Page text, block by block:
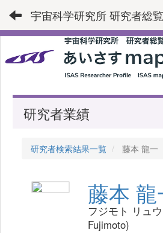
宇宙科学研究所 研究者総覧
研究者業績
研究者検索結果一覧 藤本 龍一
藤本 龍
フジモト リュ
Fujimoto)